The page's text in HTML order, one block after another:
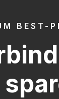
BEST-